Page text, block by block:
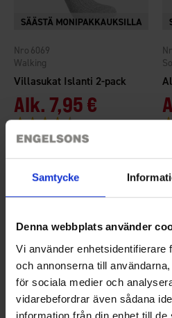
Samtycke
Denna webbplats använder
Vi använder enhetsidentifierare
och annonserna till
för sociala medier och
vidarebefordrar även sådana
information från din enhet till
Villasukat Islanti 2-pack
Walking
6069
Alk. 7,95 €
Arvio: 4.4 5:sta tähdestä
2646